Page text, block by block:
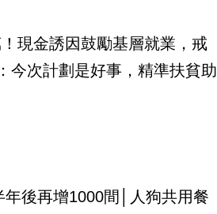
現金誘因鼓勵基層就業，戒
今次計劃是好事，精準扶貧助
後再增1000間│人狗共用餐